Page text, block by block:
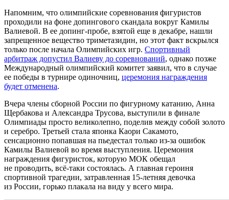
Напомним, что олимпийские соревнования фигуристов
проходили на фоне допингового скандала вокруг Камилы
Валиевой. В ее допинг-пробе, взятой еще в декабре, нашли
запрещенное вещество триметазидин, но этот факт вскрылся
только после начала Олимпийских игр. Спортивный
арбитраж допустил Валиеву до соревнований, однако позже
Международный олимпийский комитет заявил, что в случае
ее победы в турнире одиночниц, церемония награждения
будет отменена.
Вчера члены сборной России по фигурному катанию, Анна
Щербакова и Александра Трусова, выступили в финале
Олимпиады просто великолепно, поделив между собой золото
и серебро. Третьей стала японка Каори Сакамото,
сенсационно попавшая на пьедестал только из-за ошибок
Камилы Валиевой во время выступления. Церемония
награждения фигуристок, которую МОК обещал
не проводить, всё-таки состоялась. А главная героиня
спортивной трагедии, затравленная 15-летняя девочка
из России, горько плакала на виду у всего мира.